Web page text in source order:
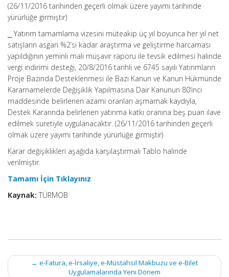
(26/11/2016 tarihinden geçerli olmak üzere yayımı tarihinde
yürürlüğe girmiştir)
⎯ Yatırım tamamlama vizesini müteakip üç yıl boyunca her yıl net
satışların asgari %2’si kadar araştırma ve geliştirme harcaması
yapıldığının yeminli mali müşavir raporu ile tevsik edilmesi halinde
vergi indirimi desteği, 20/8/2016 tarihli ve 6745 sayılı Yatırımların
Proje Bazında Desteklenmesi ile Bazı Kanun ve Kanun Hükmünde
Kararnamelerde Değişiklik Yapılmasına Dair Kanunun 80’inci
maddesinde belirlenen azami oranları aşmamak kaydıyla,
Destek Kararında belirlenen yatırıma katkı oranına beş puan ilave
edilmek suretiyle uygulanacaktır. (26/11/2016 tarihinden geçerli
olmak üzere yayımı tarihinde yürürlüğe girmiştir)
Karar değişiklikleri aşağıda karşılaştırmalı Tablo halinde
verilmiştir.
Tamamı İçin Tıklayınız
Kaynak: TÜRMOB
Post
navigation
← e-Fatura, e-İrsaliye, e-Müstahsil Makbuzu ve e-Bilet
Uygulamalarında Yeni Dönem